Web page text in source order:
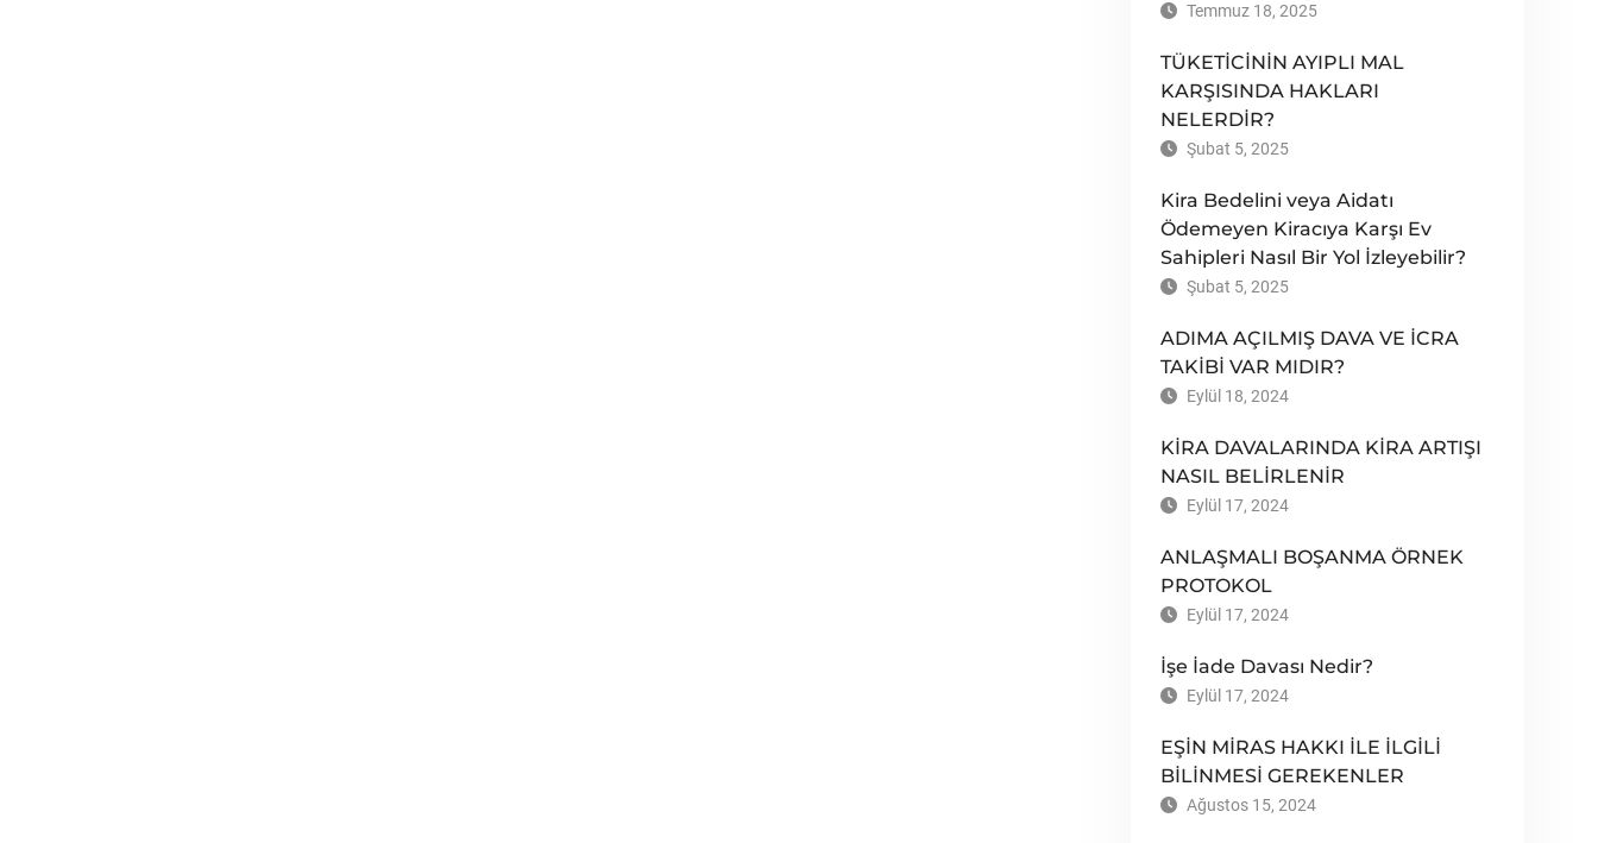
Temmuz 18, 2025
TÜKETİCİNİN AYIPLI MAL
KARŞISINDA HAKLARI
NELERDİR?
Şubat 5, 2025
Kira Bedelini veya Aidatı
Ödemeyen Kiracıya Karşı Ev
Sahipleri Nasıl Bir Yol İzleyebilir?
Şubat 5, 2025
ADIMA AÇILMIŞ DAVA VE İCRA
TAKİBİ VAR MIDIR?
Eylül 18, 2024
KİRA DAVALARINDA KİRA ARTIŞI
NASIL BELİRLENİR
Eylül 17, 2024
ANLAŞMALI BOŞANMA ÖRNEK
PROTOKOL
Eylül 17, 2024
İşe İade Davası Nedir?
Eylül 17, 2024
EŞİN MİRAS HAKKI İLE İLGİLİ
BİLİNMESİ GEREKENLER
Ağustos 15, 2024